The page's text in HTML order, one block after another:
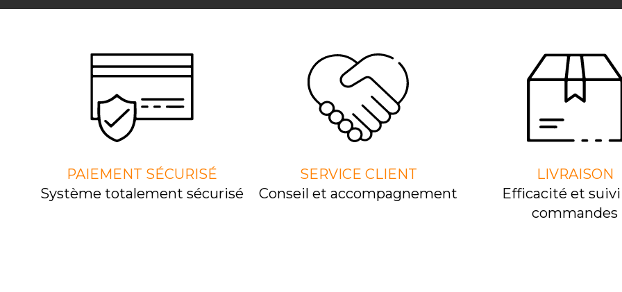
PAIEMENT SÉCURISÉ
Système totalement sécurisé
SERVICE CLIENT
Conseil et accompagnement
LIVRAISON
Efﬁcacité et
commandes